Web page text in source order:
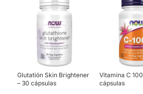
Glutatión Skin Brightener
– 30 cápsulas
Vitamina C
cápsulas